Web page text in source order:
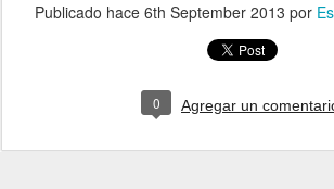
Publicado hace 6th September 2013 por
0 Agregar un